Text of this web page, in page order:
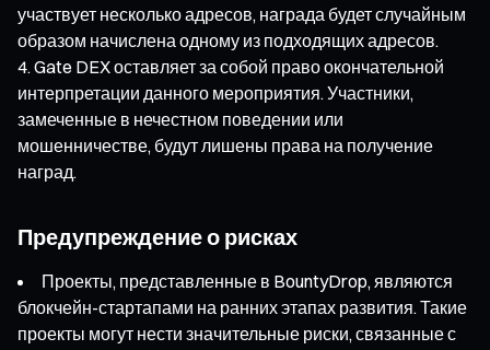
участвует несколько адресов, награда будет случайным
образом начислена одному из подходящих адресов.
Gate DEX оставляет за собой право окончательной
интерпретации данного мероприятия. Участники,
замеченные в нечестном поведении или
мошенничестве, будут лишены права на получение
наград.
Предупреждение о рисках
Проекты, представленные в BountyDrop, являются
блокчейн-стартапами на ранних этапах развития. Такие
проекты могут нести значительные риски, связанные с